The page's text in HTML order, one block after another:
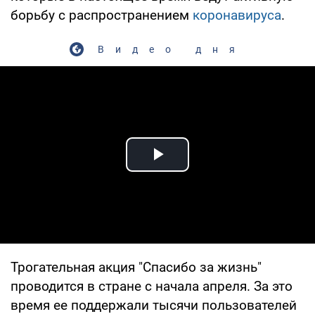
борьбу с распространением коронавируса.
Видео дня
Play Video
Трогательная акция "Спасибо за жизнь"
проводится в стране с начала апреля. За это
время ее поддержали тысячи пользователей